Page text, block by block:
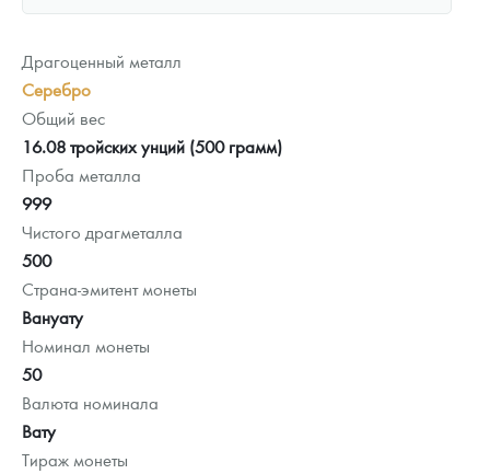
Драгоценный металл
Серебро
Общий вес
16.08 тройских унций (500 грамм)
Проба металла
999
Чистого драгметалла
500
Страна-эмитент монеты
Вануату
Номинал монеты
50
Валюта номинала
Вату
Тираж монеты